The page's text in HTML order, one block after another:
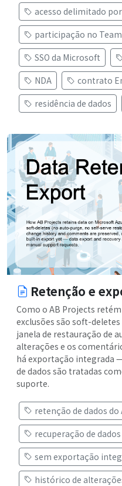
acesso delimitado
participação no
SSO da Microsoft
NDA
contrato
residência de dados
Retenção e
Como o AB Projects
exclusões são soft-
janela de restauração de
alterações e os
há exportação integrada
de dados são tratadas
suporte.
retenção de dados do
recuperação de dados
sem exportação
histórico de